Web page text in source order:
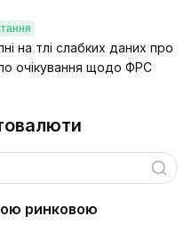
на тлі слабких даних про
очікування щодо ФРС
ринковою